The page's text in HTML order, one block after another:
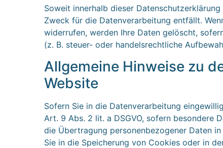
Soweit innerhalb dieser
Zweck für die Datenverarbeitung entfällt.
widerrufen, werden Ihre Daten gelöscht,
(z. B. steuer- oder handelsrechtliche
Allgemeine Hinweise zu
Website
Sofern Sie in die Datenverarbeitung
Art. 9 Abs. 2 lit. a DSGVO, sofern besondere
die Übertragung personenbezogener Daten
Sie in die Speicherung von Cookies oder in